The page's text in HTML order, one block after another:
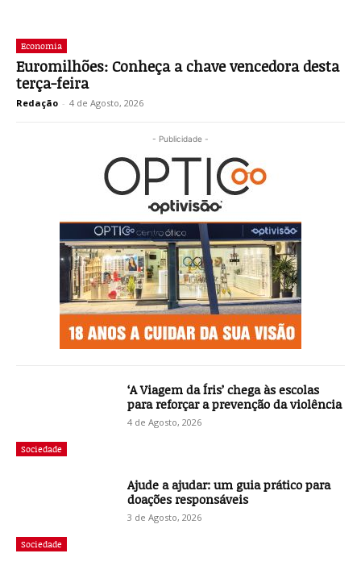
Economia
Euromilhões: Conheça a chave vencedora desta
terça-feira
Redação - 4 de Agosto, 2026
- Publicidade -
Sociedade
‘A Viagem da Íris’ chega às escolas
para reforçar a prevenção da violência
4 de Agosto, 2026
Sociedade
Ajude a ajudar: um guia prático para
doações responsáveis
3 de Agosto, 2026